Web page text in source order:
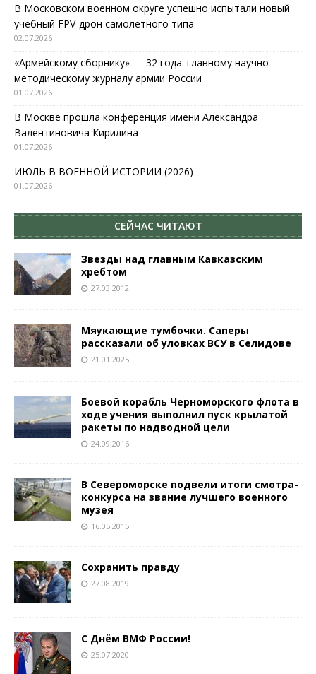
В Московском военном округе успешно испытали новый
учебный FPV-дрон самолетного типа
02.07.2026
«Армейскому сборнику» — 32 года: главному научно-
методическому журналу армии России
01.07.2026
В Москве прошла конференция имени Александра
Валентиновича Кирилина
01.07.2026
ИЮЛЬ В ВОЕННОЙ ИСТОРИИ (2026)
01.07.2026
СЕЙЧАС ЧИТАЮТ
Звезды над главным Кавказским
хребтом
27.03.2012
Мяукающие тумбочки. Саперы
рассказали об уловках ВСУ в Селидове
21.01.2025
Боевой корабль Черноморского флота в
ходе учения выполнил пуск крылатой
ракеты по надводной цели
24.09.2016
В Североморске подвели итоги смотра-
конкурса на звание лучшего военного
музея
16.05.2015
Сохранить правду
27.08.2019
С Днём ВМФ России!
25.07.2020